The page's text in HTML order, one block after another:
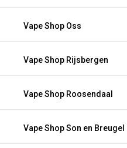
Vape Shop Oss
Vape Shop Rijsbergen
Vape Shop Roosendaal
Vape Shop Son en Breugel